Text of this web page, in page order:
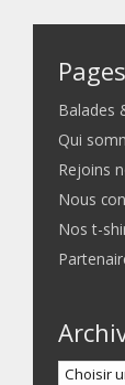
Balades
Qui
Rejoins
Nous
Nos t-